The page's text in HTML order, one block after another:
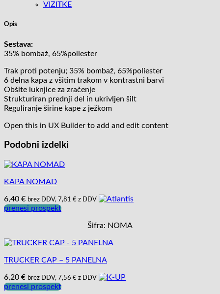
VIZITKE
Opis
Sestava:
35% bombaž, 65%poliester
Trak proti potenju; 35% bombaž, 65%poliester
6 delna kapa z všitim trakom v kontrastni barvi
Obšite luknjice za zračenje
Strukturiran prednji del in ukrivljen šilt
Reguliranje širine kape z ježkom
Open this in UX Builder to add and edit content
Podobni izdelki
KAPA NOMAD
6,40 € brez DDV, 7,81 € z DDV
prenesi prospekt
Šifra: NOMA
TRUCKER CAP – 5 PANELNA
6,20 € brez DDV, 7,56 € z DDV
prenesi prospekt